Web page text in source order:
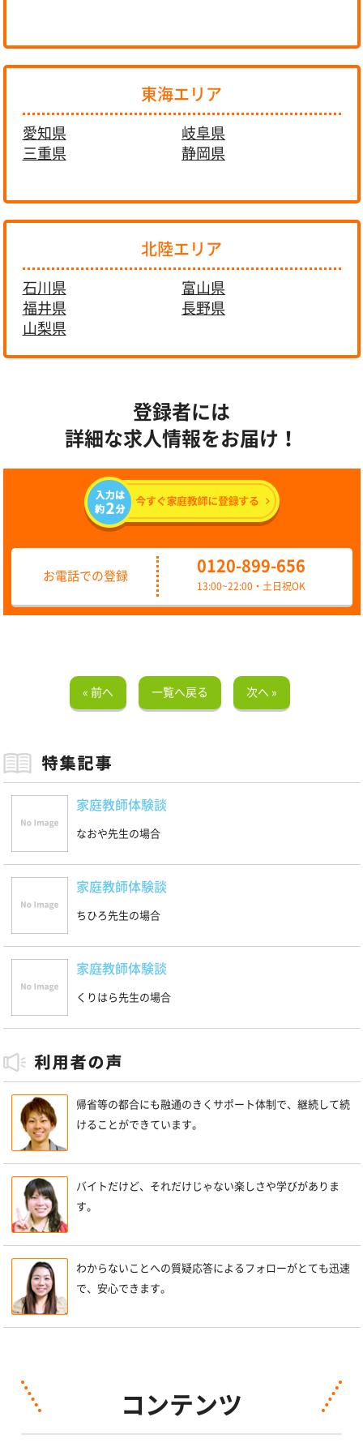
東海エリア
愛知県
岐阜県
三重県
静岡県
北陸エリア
石川県
富山県
福井県
長野県
山梨県
登録者には
詳細な求人情報をお届け！
お電話での登録
0120-899-656
13:00~22:00・土日祝OK
« 前へ 一覧へ戻る 次へ »
家庭教師体験談
なおや先生の場合
家庭教師体験談
ちひろ先生の場合
家庭教師体験談
くりはら先生の場合
帰省等の都合にも融通のきくサポート体制で、継続して続
けることができています。
バイトだけど、それだけじゃない楽しさや学びがありま
す。
わからないことへの質疑応答によるフォローがとても迅速
で、安心できます。
コンテンツ